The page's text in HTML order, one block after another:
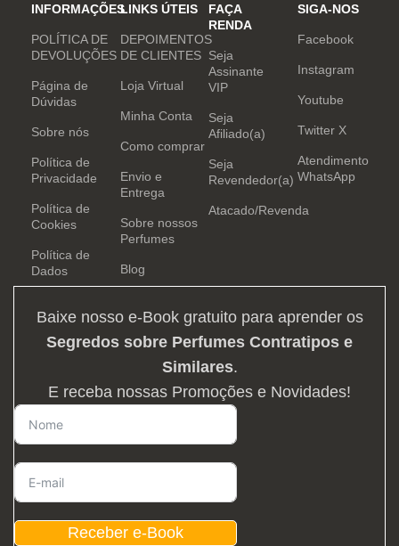
INFORMAÇÕES
POLÍTICA DE
DEVOLUÇÕES
Página de
Dúvidas
Sobre nós
Política de
Privacidade
Política de
Cookies
Política de
Dados
LINKS ÚTEIS
DEPOIMENTOS
DE CLIENTES
Loja Virtual
Minha Conta
Como comprar
Envio e
Entrega
Sobre nossos
Perfumes
Blog
FAÇA
RENDA
Seja
Assinante
VIP
Seja
Afiliado(a)
Seja
Revendedor(a)
Atacado/Revenda
SIGA-NOS
Facebook
Instagram
Youtube
Twitter X
Atendimento
WhatsApp
Baixe nosso e-Book gratuito para aprender os
Segredos sobre Perfumes Contratipos e
Similares.
E receba nossas Promoções e Novidades!
Receber e-Book